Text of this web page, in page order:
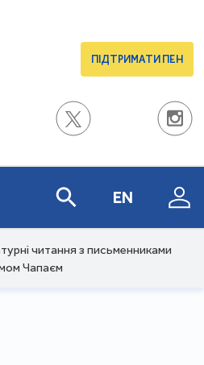
ПІДТРИМАТИ ПЕН
EN
читання з письменниками
Чапаєм